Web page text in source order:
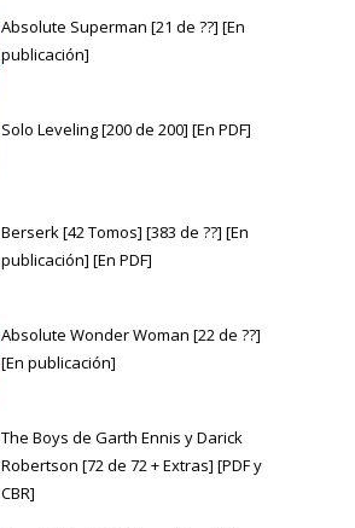
Absolute Superman [21 de ??] [En
publicación]
Solo Leveling [200 de 200] [En PDF]
Berserk [42 Tomos] [383 de ??] [En
publicación] [En PDF]
Absolute Wonder Woman [22 de ??]
[En publicación]
The Boys de Garth Ennis y Darick
Robertson [72 de 72 + Extras] [PDF y
CBR]